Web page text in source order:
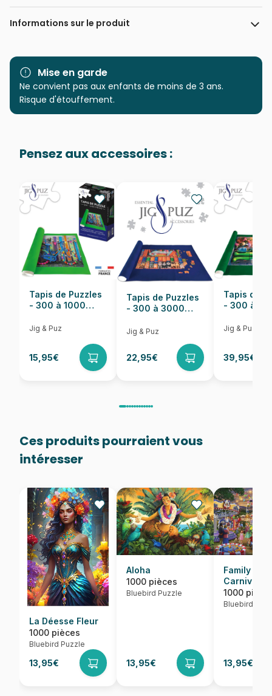
123RF - Alexander Raths
Informations sur le produit
Marque Bluebird Puzzle
Catégorie
Puzzles - Forêts, Fleurs et
EAN 3663384903540
Nombre de pièces 1000 pièces
Dimensions 69 x 48 cm
Mise en garde
Ne convient pas aux enfants de moins de 3 ans.
Risque d'étouffement.
Pensez aux accessoires :
Tapis de Puzzles
- 300 à 1000
Jig & Puz
15,95€
Tapis de Puzzles
- 300 à 3000
Jig & Puz
22,95€
Tapis de
- 300 à
Jig & Puz
39,95€
Ces produits pourraient vous
intéresser
La Déesse Fleur
1000 pièces
Bluebird Puzzle
13,95€
Aloha
1000 pièces
Bluebird Puzzle
13,95€
Family Fun
Carnival
1000
Bluebird
13,95€